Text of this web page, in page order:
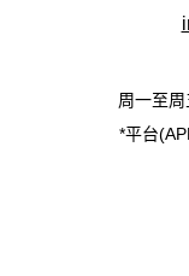
周一至
*平台